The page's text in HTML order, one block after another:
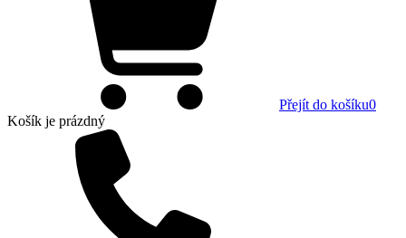
Přejít do košíku0
Košík je prázdný